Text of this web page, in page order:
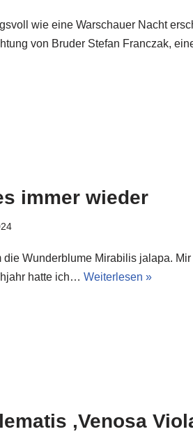
wie eine Warschauer Nacht
von Bruder Stefan Franczak,
immer wieder
die Wunderblume Mirabilis jalapa.
hatte ich… Weiterlesen »
‚Venosa